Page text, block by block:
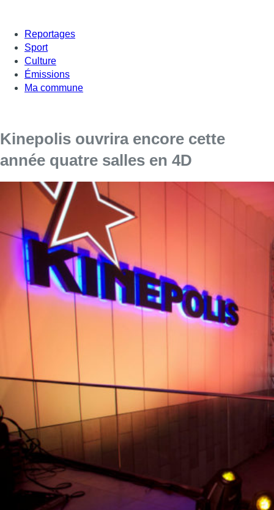
Reportages
Sport
Culture
Émissions
Ma commune
Kinepolis ouvrira encore cette
année quatre salles en 4D